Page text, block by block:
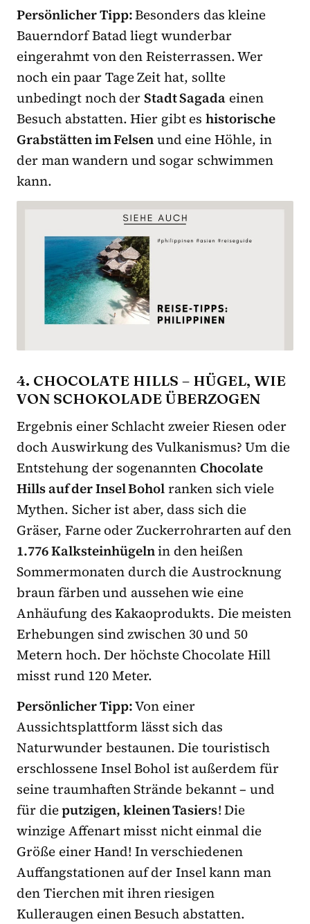
Persönlicher Tipp:Besonders das kleine
Bauerndorf Batad liegt wunderbar
eingerahmt von den Reisterrassen. Wer
noch ein paar Tage Zeit hat, sollte
unbedingt noch derStadt Sagada einen
Besuch abstatten. Hier gibt eshistorische
Grabstätten im Felsenund eine Höhle, in
der man wandern und sogar schwimmen
kann.
4. CHOCOLATE HILLS – HÜGEL, WIE
VON SCHOKOLADE ÜBERZOGEN
Ergebnis einer Schlacht zweier Riesen oder
doch Auswirkung des Vulkanismus? Um die
Entstehung der sogenanntenChocolate
Hills auf der Insel Boholranken sich viele
Mythen. Sicher ist aber, dass sich die
Gräser, Farne oder Zuckerrohrarten auf den
1.776 Kalksteinhügelnin den heißen
Sommermonaten durch die Austrocknung
braun färben und aussehen wie eine
Anhäufung des Kakaoprodukts. Die meisten
Erhebungen sind zwischen 30 und 50
Metern hoch. Der höchste Chocolate Hill
misst rund 120 Meter.
Persönlicher Tipp:Von einer
Aussichtsplattform lässt sich das
Naturwunder bestaunen. Die touristisch
erschlossene Insel Bohol ist außerdem für
seine traumhaften Strände bekannt – und
für dieputzigen, kleinen Tasiers! Die
winzige Affenart misst nicht einmal die
Größe einer Hand! In verschiedenen
Auffangstationen auf der Insel kann man
den Tierchen mit ihren riesigen
Kulleraugen einen Besuch abstatten.